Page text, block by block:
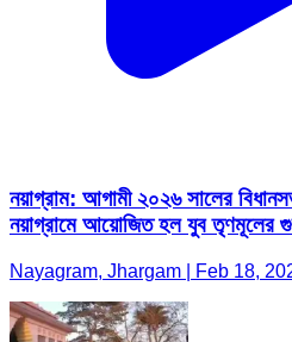
নয়াগ্রাম: আগামী ২০২৬ সালের
নয়াগ্রামে আয়োজিত হল যুব তৃণমূলের
Nayagram, Jhargam | Feb 18,